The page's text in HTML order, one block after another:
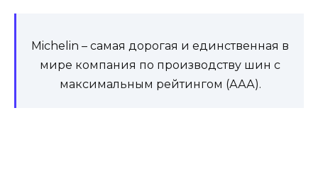
Michelin – самая дорогая и единственная в
мире компания по производству шин с
максимальным рейтингом (ААА).